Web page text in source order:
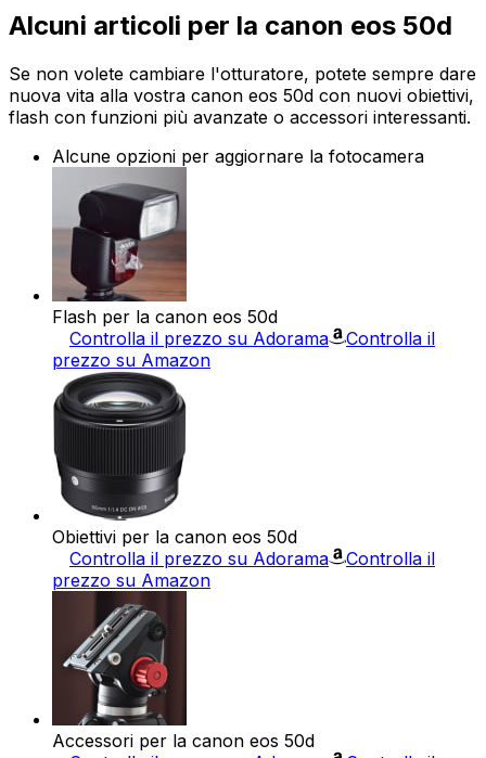
Alcuni articoli per la canon eos 50d
Se non volete cambiare l'otturatore, potete sempre dare
nuova vita alla vostra canon eos 50d con nuovi obiettivi,
flash con funzioni più avanzate o accessori interessanti.
Alcune opzioni per aggiornare la fotocamera
Flash per la canon eos 50d
Controlla il prezzo su Adorama
Controlla il
prezzo su Amazon
Obiettivi per la canon eos 50d
Controlla il prezzo su Adorama
Controlla il
prezzo su Amazon
Accessori per la canon eos 50d